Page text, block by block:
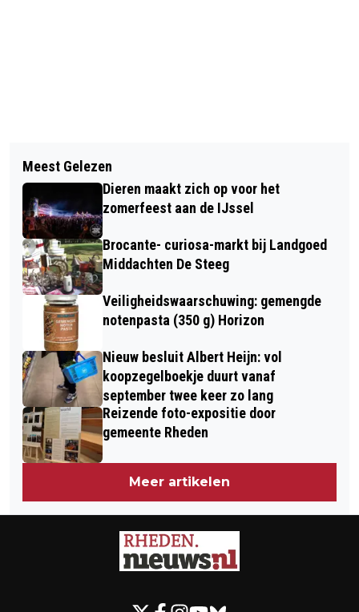
INFORMATIEBIJEENKOMST OVER
FRAUDE HERKENNEN EN VOORKOMEN
ZORGEN OVER STIKSTOFREGELS: 5
GEMEENTEN VREZEN STILSTAND IN
WONINGBOUW
Meest Gelezen
Dieren maakt zich op voor het
zomerfeest aan de IJssel
Brocante- curiosa-markt bij Landgoed
Middachten De Steeg
Veiligheidswaarschuwing: gemengde
notenpasta (350 g) Horizon
Nieuw besluit Albert Heijn: vol
koopzegelboekje duurt vanaf
september twee keer zo lang
Reizende foto-expositie door
gemeente Rheden
Meer artikelen